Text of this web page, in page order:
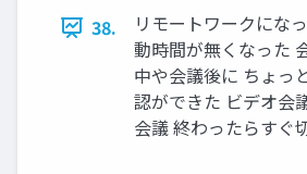
38.
リモートワークにな
動時間が無くなった
中や会議後に ちょっ
認ができた ビデオ会
会議 終わったらすぐ